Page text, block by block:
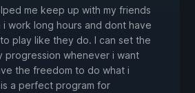
me keep up with my friends
i work long hours and dont have
play like they do. I can set the
progression whenever i want
the freedom to do what i
a perfect program for